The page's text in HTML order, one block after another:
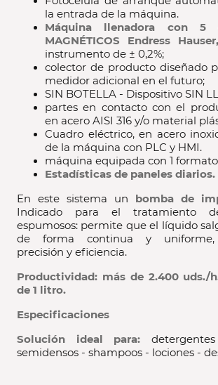
la entrada de la máquina.
Máquina llenadora con 5
MAGNÉTICOS Endress Hauser,
instrumento de ± 0,2%;
colector de producto diseñado
medidor adicional en el futuro;
SIN BOTELLA - Dispositivo SIN
partes en contacto con el
en acero AISI 316 y/o material
Cuadro eléctrico, en acero
de la máquina con PLC y HMI.
máquina equipada con 1
Estadísticas de paneles diarios.
En este sistema un bomba de
Indicado para el tratamiento
espumosos: permite que el líquido
de forma continua y uniforme,
precisión y eficiencia.
Productividad: más de 2.400 uds./
de 1 litro.
Especificaciones
Solución ideal para:
semidensos - shampoos - lociones -